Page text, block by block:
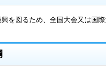
興を図るため、全国大会又は国